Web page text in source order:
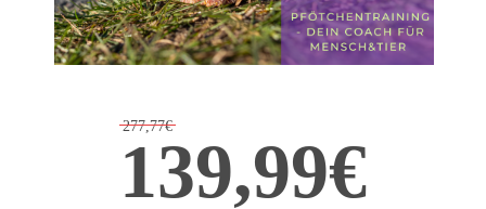
277,77€
139,99€